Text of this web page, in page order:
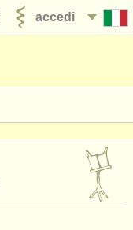
accedi